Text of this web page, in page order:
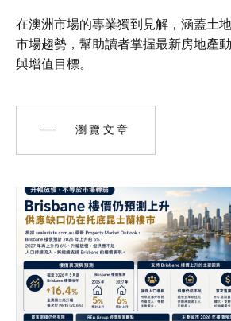
在澳洲市場的專業獨到見解，涵蓋土
市場趨勢，幫助讀者掌握最新房地產
與增值目標。
瀏覽文章